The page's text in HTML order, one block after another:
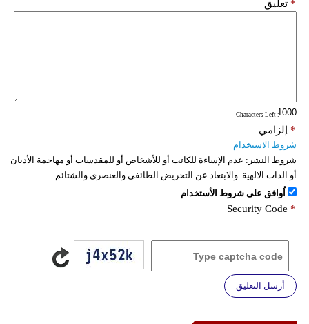
تعليق *
: Characters Left
إلزامي *
شروط الاستخدام
شروط النشر: عدم الإساءة للكاتب أو للأشخاص أو للمقدسات أو مهاجمة الأديان
أو الذات الالهية. والابتعاد عن التحريض الطائفي والعنصري والشتائم.
اُوافق على شروط الأستخدام
Security Code *
أرسل التعليق